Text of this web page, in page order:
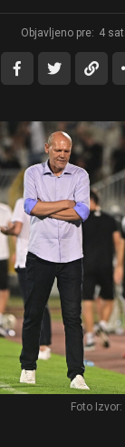
Objavljeno pre: 4
Foto